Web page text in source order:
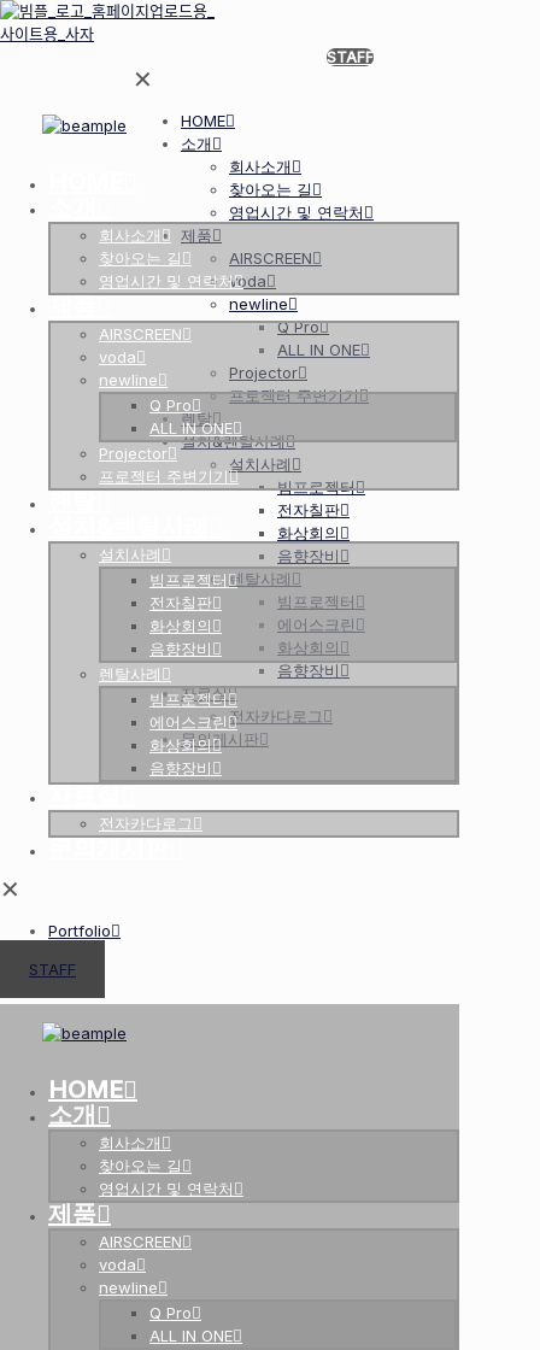
STAFF
✕
HOME
소개
회사소개
찾아오는 길
영업시간 및 연락처
제품
AIRSCREEN
voda
newline
Q Pro
ALL IN ONE
Projector
프로젝터 주변기기
렌탈
설치&렌탈사례
설치사례
빔프로젝터
전자칠판
화상회의
음향장비
렌탈사례
빔프로젝터
에어스크린
화상회의
음향장비
자료실
전자카다로그
문의게시판
회사소개
찾아오는 길
영업시간 및 연락처
AIRSCREEN
voda
newline
Q Pro
ALL IN ONE
Projector
프로젝터 주변기기
설치사례
빔프로젝터
전자칠판
화상회의
음향장비
렌탈사례
빔프로젝터
에어스크린
화상회의
음향장비
전자카다로그
✕
Portfolio
STAFF
HOME
소개
회사소개
찾아오는 길
영업시간 및 연락처
제품
AIRSCREEN
voda
newline
Q Pro
ALL IN ONE